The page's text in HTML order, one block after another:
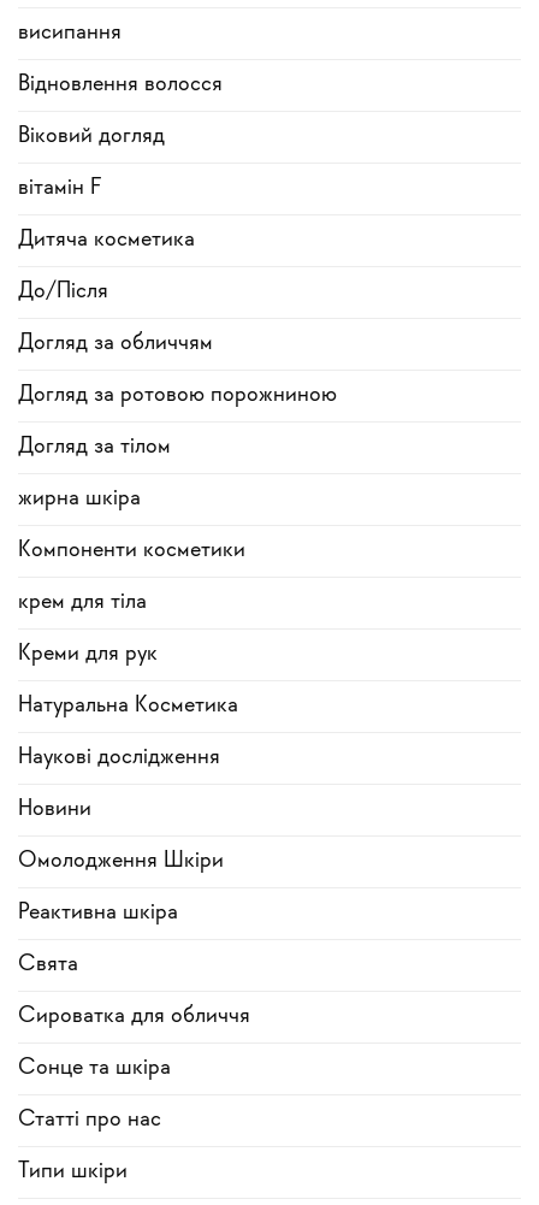
висипання
Відновлення волосся
Віковий догляд
вітамін F
Дитяча косметика
До/Після
Догляд за обличчям
Догляд за ротовою порожниною
Догляд за тілом
жирна шкіра
Компоненти косметики
крем для тіла
Креми для рук
Натуральна Косметика
Наукові дослідження
Новини
Омолодження Шкіри
Реактивна шкіра
Свята
Сироватка для обличчя
Сонце та шкіра
Статті про нас
Типи шкіри